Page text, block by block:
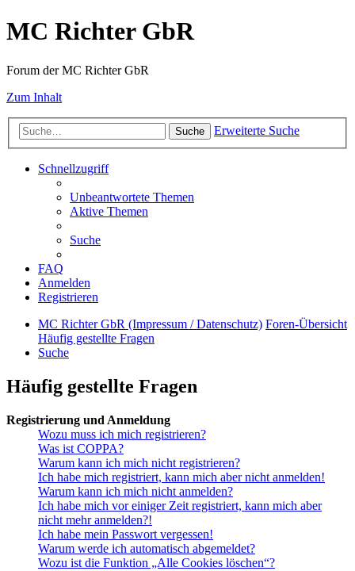
MC Richter GbR
Forum der MC Richter GbR
Zum Inhalt
Suche Erweiterte Suche
Schnellzugriff
Unbeantwortete Themen
Aktive Themen
Suche
FAQ
Anmelden
Registrieren
MC Richter GbR (Impressum / Datenschutz) Foren-Übersicht
Häufig gestellte Fragen
Suche
Häufig gestellte Fragen
Registrierung und Anmeldung
Wozu muss ich mich registrieren?
Was ist COPPA?
Warum kann ich mich nicht registrieren?
Ich habe mich registriert, kann mich aber nicht anmelden!
Warum kann ich mich nicht anmelden?
Ich habe mich vor einiger Zeit registriert, kann mich aber
nicht mehr anmelden?!
Ich habe mein Passwort vergessen!
Warum werde ich automatisch abgemeldet?
Wozu ist die Funktion „Alle Cookies löschen“?